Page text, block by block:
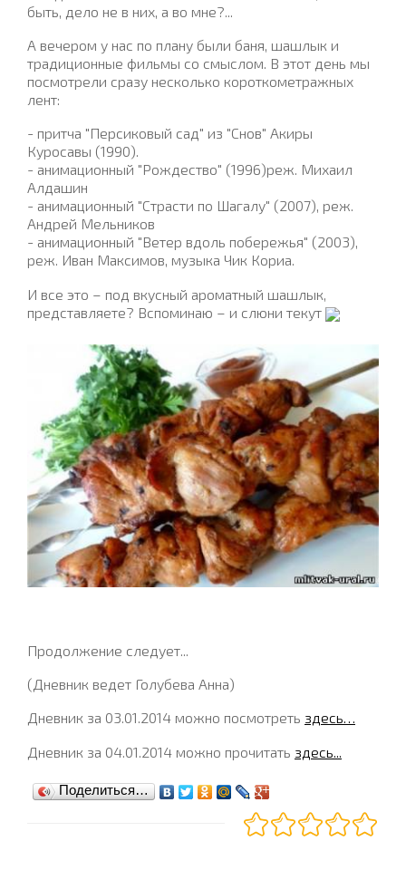
быть, дело не в них, а во мне?...
А вечером у нас по плану были баня, шашлык и
традиционные фильмы со смыслом. В этот день мы
посмотрели сразу несколько короткометражных
лент:
- притча "Персиковый сад" из "Снов" Акиры
Куросавы (1990).
- анимационный "Рождество" (1996)реж. Михаил
Алдашин
- анимационный "Страсти по Шагалу" (2007), реж.
Андрей Мельников
- анимационный "Ветер вдоль побережья" (2003),
реж. Иван Максимов, музыка Чик Кориа.
И все это – под вкусный ароматный шашлык,
представляете? Вспоминаю – и слюни текут
Продолжение следует...
(Дневник ведет Голубева Анна)
Дневник за 03.01.2014 можно посмотреть здесь…
Дневник за 04.01.2014 можно прочитать здесь...
Поделиться…